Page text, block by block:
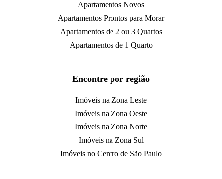
Apartamentos Novos
Apartamentos Prontos para Morar
Apartamentos de 2 ou 3 Quartos
Apartamentos de 1 Quarto
Encontre por região
Imóveis na Zona Leste
Imóveis na Zona Oeste
Imóveis na Zona Norte
Imóveis na Zona Sul
Imóveis no Centro de São Paulo